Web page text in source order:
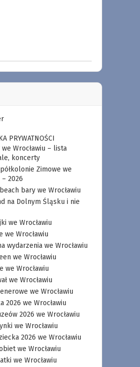
PRYWATNOŚCI
Wrocławiu – lista
koncerty
Zimowe we
– 2026
bary we Wrocławiu
na Dolnym Śląsku i nie
we Wrocławiu
we Wrocławiu
wydarzenia we Wrocławiu
we Wrocławiu
we Wrocławiu
we Wrocławiu
we Wrocławiu
2026 we Wrocławiu
2026 we Wrocławiu
we Wrocławiu
2026 we Wrocławiu
we Wrocławiu
we Wrocławiu